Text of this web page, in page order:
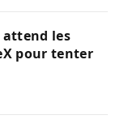
attend les
pour tenter